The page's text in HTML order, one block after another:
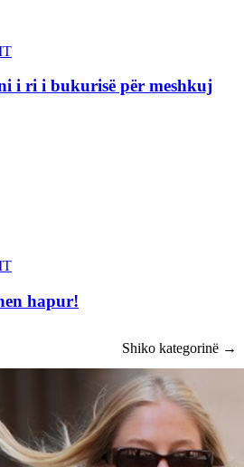
i ri i bukurisë për meshkuj
hapur!
Shiko kategorinë →